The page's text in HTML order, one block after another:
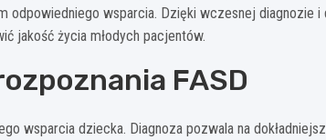
odpowiedniego wsparcia. Dzięki wczesnej diagnozie
jakość życia młodych pacjentów.
FASD
wsparcia dziecka. Diagnoza pozwala na